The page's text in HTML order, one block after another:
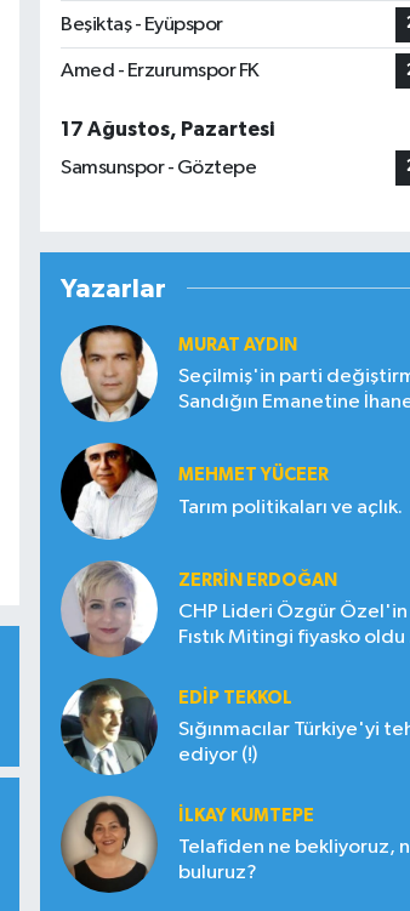
Beşiktaş - Eyüpspor
Amed - Erzurumspor FK
17 Ağustos, Pazartesi
Samsunspor - Göztepe
Yazarlar
MURAT AYDIN
Seçilmiş'in parti
Sandığın Emanetine
MEHMET YÜCEER
Tarım politikaları ve açlık.
ZERRIN ERDOĞAN
CHP Lideri Özgür Özel'in
Fıstık Mitingi fiyasko oldu
EDIP TEKKOL
Sığınmacılar Türkiye'yi
ediyor (!)
İLKAY KUMTEPE
Telafiden ne bekliyoruz,
buluruz?